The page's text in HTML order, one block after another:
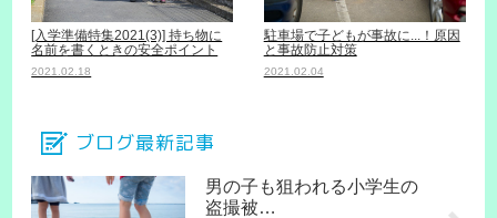
[入学準備特集2021(3)] 持ち物に
名前を書くときの安全ポイント
2021.02.18
駐車場で子どもが事故に...！原因
と事故防止対策
2021.02.04
ブログ最新記事
男の子も狙われる小学生の
盗撮被…